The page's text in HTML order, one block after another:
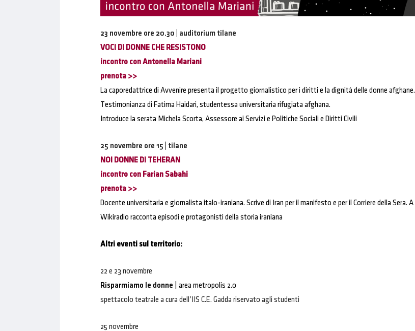
23 novembre ore 20.30 | auditorium tilane
VOCI DI DONNE CHE RESISTONO
incontro con Antonella Mariani
prenota >>
La caporedattrice di Avvenire presenta il progetto giornalistico per i diritti e la dignità delle donne afghane.
Testimonianza di Fatima Haidari, studentessa universitaria rifugiata afghana.
Introduce la serata Michela Scorta, Assessore ai Servizi e Politiche Sociali e Diritti Civili
25 novembre ore 15 | tilane
NOI DONNE DI TEHERAN
incontro con Farian Sabahi
prenota >>
Docente universitaria e giornalista italo-iraniana. Scrive di Iran per il manifesto e per il Corriere della Sera. A
Wikiradio racconta episodi e protagonisti della storia iraniana
Altri eventi sul territorio:
22 e 23 novembre
Risparmiamo le donne
| area metropolis 2.0
spettacolo teatrale a cura dell’IIS C.E. Gadda riservato agli studenti
25 novembre